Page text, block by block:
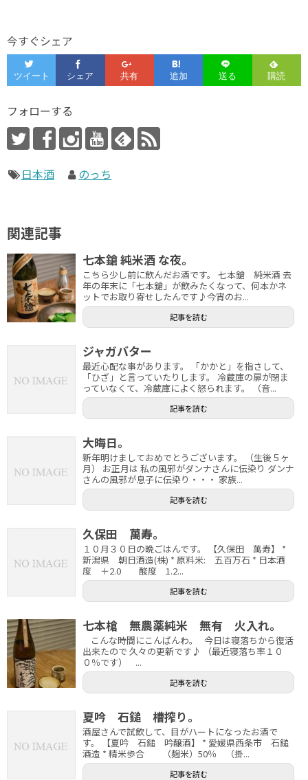
今すぐシェア
フォローする
日本酒 のっち
関連記事
七本鎗 純米酒 な夜。
こちら少し前に飲んだお酒です。 七本鎗 純米酒 去
年の年末に「七本鎗」が飲みたくなって、何本かネ
ットでお取り寄せしたんです♪今宵のお...
記事を読む
ジャガバター
最近心配な事があります。 「かかと」を指さして、
「ひざ」と言っていたりします。 冷蔵庫の扉が閉ま
っていなくて、冷蔵庫によく怒られます。 （音...
記事を読む
大晦日。
新年明けましておめでとうございます。 （生後５ヶ
月） お正月は 私の風邪がダンナさんに伝染り ダンナ
さんの風邪が息子に伝染り・・・ 家族...
記事を読む
久保田 萬寿。
１０月３０日の晩ごはんです。 【久保田 萬寿】 *
新潟県 朝日酒造(株) * 原料米: 五百万石 * 日本酒
度 ＋2.0 酸度 1.2...
記事を読む
七本槍 無農薬純米 無有 火入れ。
こんな時間にこんばんわ。 今日は寝落ちから復活
出来たので 久々の更新です♪ （最近寝落ち率１０
０％です） ...
記事を読む
夏吟 石鎚 槽搾り。
酒屋さんで試飲して、目がハートになったお酒で
す。 【夏吟 石鎚 吟醸酒】 * 愛媛県西条市 石鎚
酒造 * 精米歩合 （麹米）50％ （掛...
記事を読む